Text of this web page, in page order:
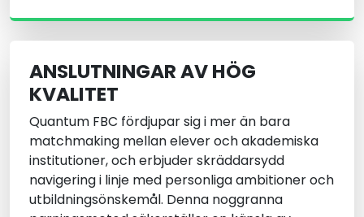
ANSLUTNINGAR AV HÖG
KVALITET
Quantum FBC fördjupar sig i mer än bara
matchmaking mellan elever och akademiska
institutioner, och erbjuder skräddarsydd
navigering i linje med personliga ambitioner och
utbildningsönskemål. Denna noggranna